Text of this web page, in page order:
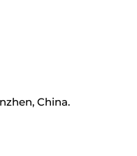
China.